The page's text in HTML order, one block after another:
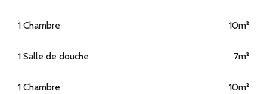
1 Chambre 10m²
1 Salle de douche 7m²
1 Chambre 10m²